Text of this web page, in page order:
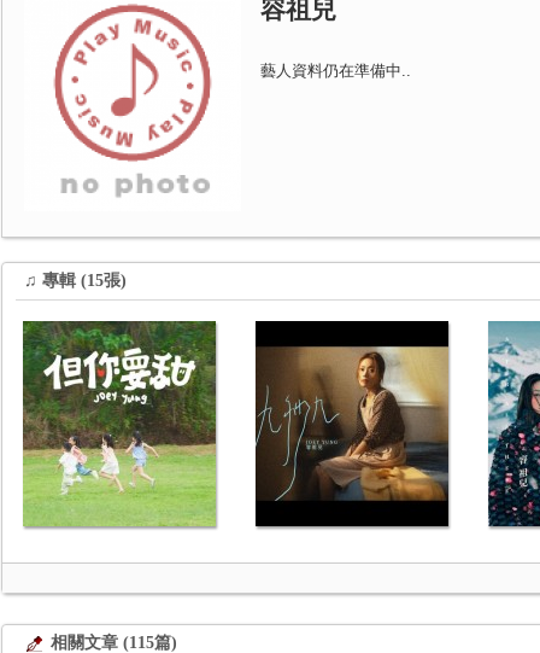
容祖兒
藝人資料仍在準備中..
♫ 專輯 (15張)
相關文章 (115篇)